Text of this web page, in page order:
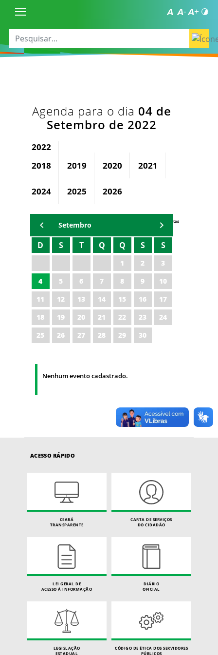
Agenda para o dia 04 de
Setembro de 2022
2022
2018
2019 2020 2021
2024 2025 2026
Eventos
Setembro
D S T Q Q S S
1 2
3
4
5 6 7 8 9
10
11
12 13 14 15 16
17
18
19 20 21 22 23
24
25
26 27 28 29 30
Nenhum evento cadastrado.
ACESSO RÁPIDO
CEARÁ
TRANSPARENTE
CARTA DE SERVIÇOS
DO CIDADÃO
LEI GERAL DE
ACESSO À INFORMAÇÃO
DIÁRIO
OFICIAL
LEGISLAÇÃO
ESTADUAL
CÓDIGO DE ÉTICA DOS SERVIDORES
PÚBLICOS